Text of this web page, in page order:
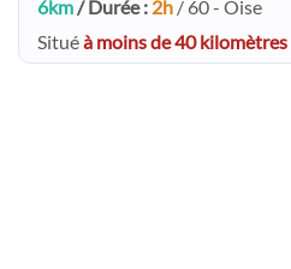
6km/ Durée : 2h / 60 - Oise
Situéà moins de 40 kilomètres